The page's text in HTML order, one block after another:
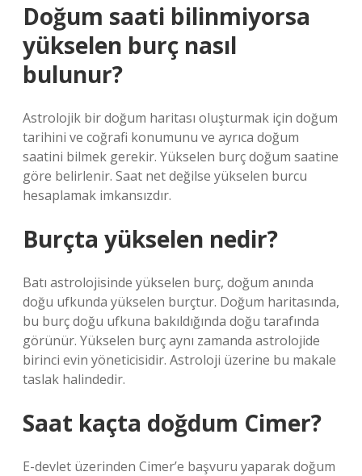
Doğum saati bilinmiyorsa
yükselen burç nasıl
bulunur?
Astrolojik bir doğum haritası oluşturmak için doğum
tarihini ve coğrafi konumunu ve ayrıca doğum
saatini bilmek gerekir. Yükselen burç doğum saatine
göre belirlenir. Saat net değilse yükselen burcu
hesaplamak imkansızdır.
Burçta yükselen nedir?
Batı astrolojisinde yükselen burç, doğum anında
doğu ufkunda yükselen burçtur. Doğum haritasında,
bu burç doğu ufkuna bakıldığında doğu tarafında
görünür. Yükselen burç aynı zamanda astrolojide
birinci evin yöneticisidir. Astroloji üzerine bu makale
taslak halindedir.
Saat kaçta doğdum Cimer?
E-devlet üzerinden Cimer’e başvuru yaparak doğum